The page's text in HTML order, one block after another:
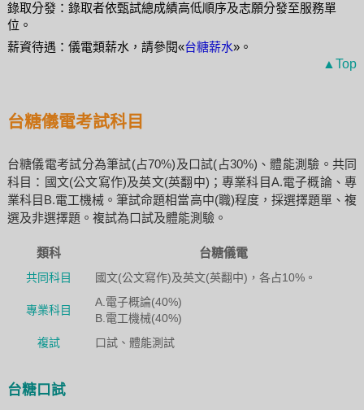
錄取分發：錄取者依甄試總成績高低順序及志願分發至服務單
位。
薪資待遇：儀電類薪水，請參閱«台糖薪水»。
▲Top
台糖儀電考試科目
台糖儀電考試分為筆試(占70%)及口試(占30%)、體能測驗。共同
科目：國文(公文寫作)及英文(英翻中)；專業科目A.電子概論、專
業科目B.電工機械。筆試命題相當高中(職)程度，採選擇題單、複
選及非選擇題。複試為口試及體能測驗。
類科 台糖儀電
共同科目 國文(公文寫作)及英文(英翻中)，各占10%。
專業科目
A.電子概論(40%)
B.電工機械(40%)
複試
口試、體能測試
台糖口試